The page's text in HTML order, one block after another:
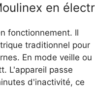
en
fonctionnement. Il
traditionnel pour
En mode veille ou
L'appareil passe
d'inactivité, ce